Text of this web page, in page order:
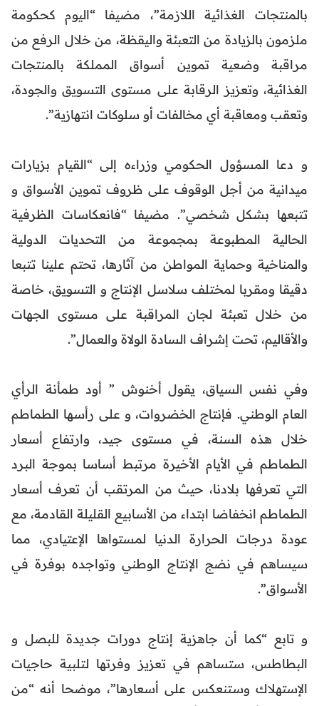
بالمنتجات الغذائية اللازمة”، مضيفا “اليوم كحكومة
ملزمون بالزيادة من التعبئة واليقظة، من خلال الرفع من
مراقبة وضعية تموين أسواق المملكة بالمنتجات
الغذائية، وتعزيز الرقابة على مستوى التسويق والجودة،
وتعقب ومعاقبة أي مخالفات أو سلوكات انتهازية”.
و دعا المسؤول الحكومي وزراءه إلى “القيام بزيارات
ميدانية من أجل الوقوف على ظروف تموين الأسواق و
تتبعها بشكل شخصي”. مضيفا “فانعكاسات الظرفية
الحالية المطبوعة بمجموعة من التحديات الدولية
والمناخية وحماية المواطن من آثارها، تحتم علينا تتبعا
دقيقا ومقربا لمختلف سلاسل الإنتاج و التسويق، خاصة
من خلال تعبئة لجان المراقبة على مستوى الجهات
والأقاليم، تحت إشراف السادة الولاة والعمال”.
وفي نفس السياق، يقول أخنوش ” أود طمأنة الرأي
العام الوطني. فإنتاج الخضروات، و على رأسها الطماطم
خلال هذه السنة، في مستوى جيد، وارتفاع أسعار
الطماطم في الأيام الأخيرة مرتبط أساسا بموجة البرد
التي تعرفها بلادنا، حيث من المرتقب أن تعرف أسعار
الطماطم انخفاضا ابتداء من الأسابيع القليلة القادمة، مع
عودة درجات الحرارة الدنيا لمستواها الإعتيادي، مما
سيساهم في نضج الإنتاج الوطني وتواجده بوفرة في
الأسواق”.
و تابع “كما أن جاهزية إنتاج دورات جديدة للبصل و
البطاطس، ستساهم في تعزيز وفرتها لتلبية حاجيات
الإستهلاك وستنعكس على أسعارها”، موضحا أنه “من